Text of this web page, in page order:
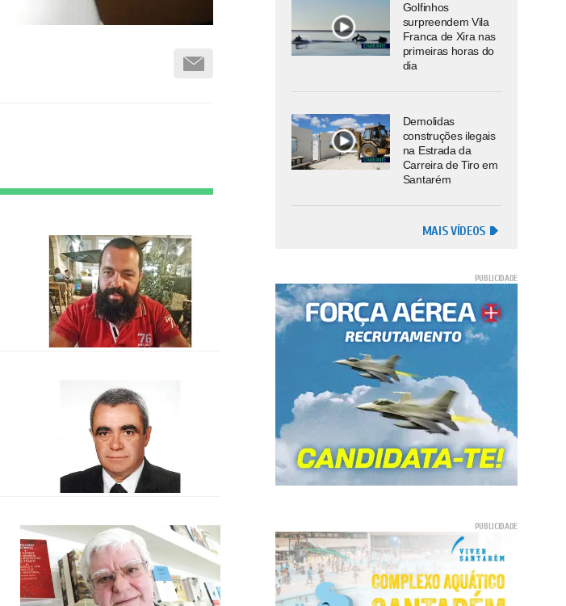
Golfinhos
surpreendem Vila
Franca de Xira nas
primeiras horas do
dia
Demolidas
construções ilegais
na Estrada da
Carreira de Tiro em
Santarém
MAIS VÍDEOS